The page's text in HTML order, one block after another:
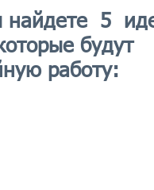
найдете 5
будут
работу: